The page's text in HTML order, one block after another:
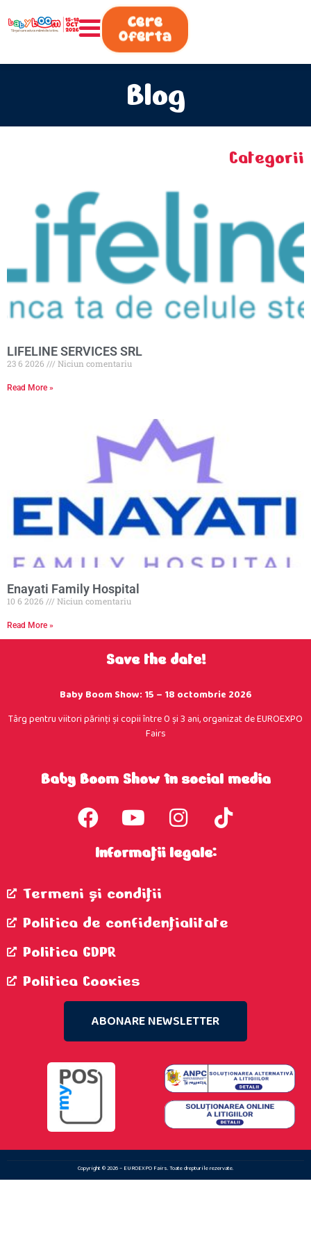
0730.808.038 Cere
Oferta
Blog
Categorii
LIFELINE SERVICES SRL
23 6 2026 Niciun comentariu
Read More »
Enayati Family Hospital
10 6 2026 Niciun comentariu
Read More »
Save the date!
Baby Boom Show: 15 – 18 octombrie 2026
Târg pentru viitori părinţi şi copii între 0 şi 3 ani, organizat de EUROEXPO
Fairs
Baby Boom Show în social media
Informații legale:
Termeni şi condiţii
Politica de confidenţialitate
Politica GDPR
Politica Cookies
ABONARE NEWSLETTER
Copyright © 2026 – EUROEXPO Fairs. Toate drepturile rezervate.